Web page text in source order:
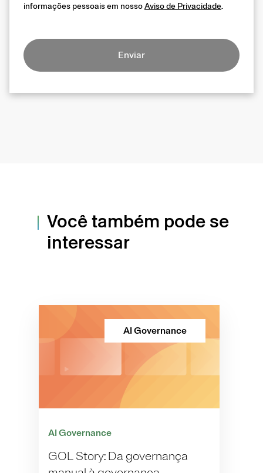
informações pessoais em nossoAviso de Privacidade.
Enviar
Você também pode se
interessar
AI Governance
AI Governance
GOL Story: Da governança